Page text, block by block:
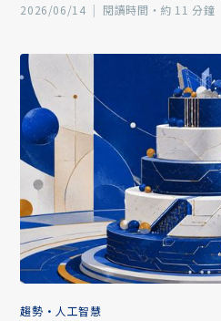
2026/06/14 | 閱讀時間‧約 11 分鐘
趨勢 • 人工智慧